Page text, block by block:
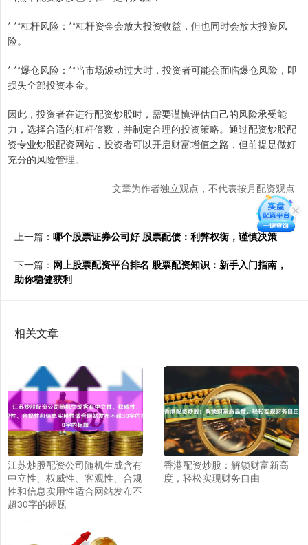
* **杠杆风险：**杠杆资金会放大投资收益，但也同时会放大投资风
险。
* **爆仓风险：**当市场波动过大时，投资者可能会面临爆仓风险，即
损失全部投资本金。
因此，投资者在进行配资炒股时，需要谨慎评估自己的风险承受能
力，选择合适的杠杆倍数，并制定合理的投资策略。通过配资炒股配
资专业炒股配资网站，投资者可以开启财富增值之路，但前提是做好
充分的风险管理。
文章为作者独立观点，不代表按月配资观点
上一篇： 哪个股票证券公司好 股票配债：利弊权衡，谨慎决策
下一篇： 网上股票配资平台排名 股票配资知识：新手入门指南，
助你稳健获利
相关文章
江苏炒股配资公司随机生成含有
中立性、权威性、客观性、合规
性和信息实用性适合网站发布不
超30字的标题
香港配资炒股：解锁财富新高
度，轻松实现财务自由